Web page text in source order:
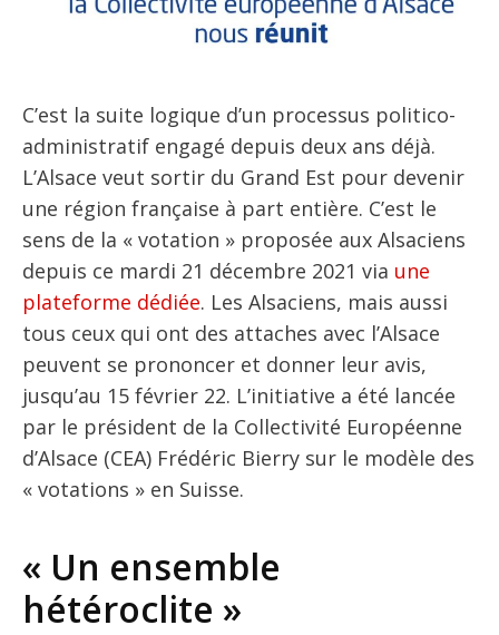
C’est la suite logique d’un processus politico-
administratif engagé depuis deux ans déjà.
L’Alsace veut sortir du Grand Est pour devenir
une région française à part entière. C’est le
sens de la « votation » proposée aux Alsaciens
depuis ce mardi 21 décembre 2021 via une
plateforme dédiée. Les Alsaciens, mais aussi
tous ceux qui ont des attaches avec l’Alsace
peuvent se prononcer et donner leur avis,
jusqu’au 15 février 22. L’initiative a été lancée
par le président de la Collectivité Européenne
d’Alsace (CEA) Frédéric Bierry sur le modèle des
« votations » en Suisse.
« Un ensemble
hétéroclite »